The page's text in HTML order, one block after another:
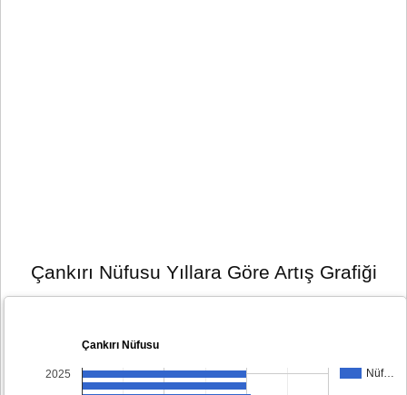
Çankırı Nüfusu Yıllara Göre Artış Grafiği
Çankırı Nüfusu
Nüf…
2025